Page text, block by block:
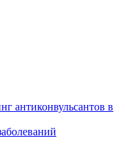
антиконвульсантов в